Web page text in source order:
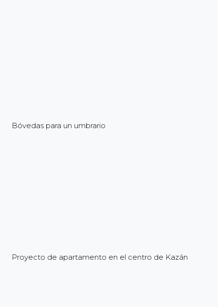
Bóvedas para un umbrario
Proyecto de apartamento en el centro de Kazán